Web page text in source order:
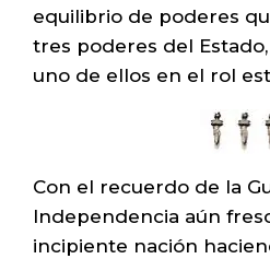
equilibrio de poderes
tres poderes del
uno de ellos en el rol
Con el recuerdo de la
Independencia aún
incipiente nación